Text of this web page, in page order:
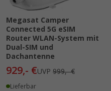
Megasat Camper
Connected 5G eSIM
Router WLAN-System mit
Dual-SIM und
Dachantenne
929,- €UVP 999,- €
Lieferbar